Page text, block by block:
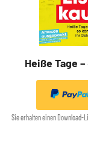
Heiße Tage
Sie erhalten einen Download-